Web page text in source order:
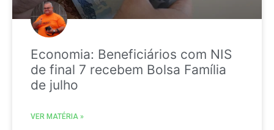
Economia: Beneficiários com NIS
de final 7 recebem Bolsa Família
de julho
VER MATÉRIA »